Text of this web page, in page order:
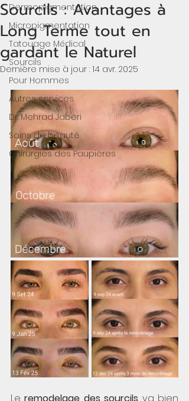
Dermopigmentation
Micropigmentation
Tatouage Médical
Sourcils
Pour Hommes
Autres services
Dr. Mehrad Jaberi
Soins de beauté
Chirurgies des Paupières
Sourcils : Avantages à
Long Terme tout en
gardant le Naturel
Dernière mise à jour : 14 avr. 2025
Le remodelage des sourcils va bien